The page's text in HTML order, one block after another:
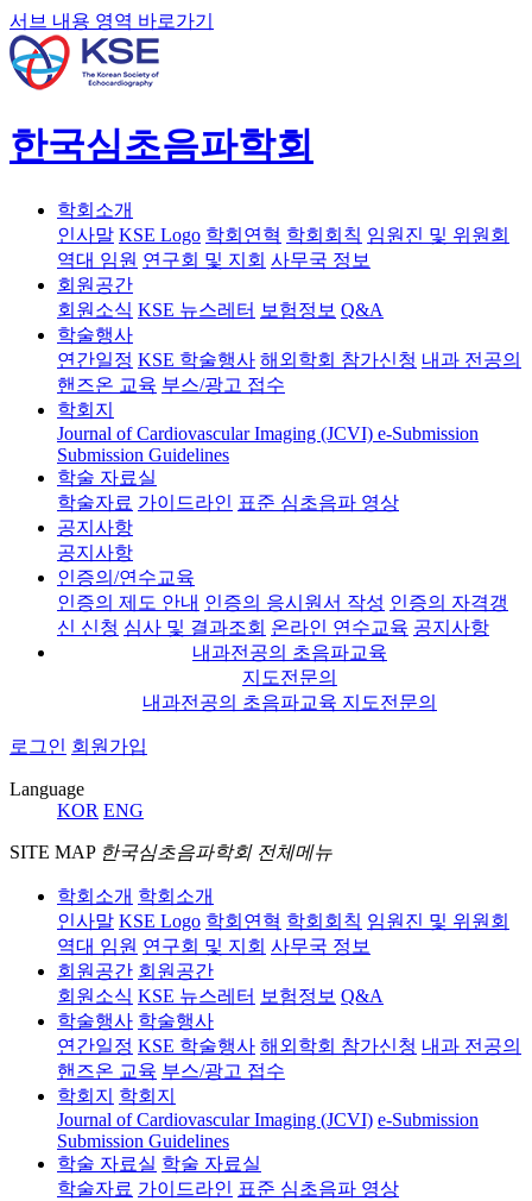
서브 내용 영역 바로가기
한국심초음파학회
학회소개
인사말 KSE Logo 학회연혁 학회회칙 임원진 및 위원회
역대 임원 연구회 및 지회 사무국 정보
회원공간
회원소식 KSE 뉴스레터 보험정보 Q&A
학술행사
연간일정 KSE 학술행사 해외학회 참가신청 내과 전공의
핸즈온 교육 부스/광고 접수
학회지
Journal of Cardiovascular Imaging (JCVI) e-Submission
Submission Guidelines
학술 자료실
학술자료 가이드라인 표준 심초음파 영상
공지사항
공지사항
인증의/연수교육
인증의 제도 안내 인증의 응시원서 작성 인증의 자격갱
신 신청 심사 및 결과조회 온라인 연수교육 공지사항
내과전공의 초음파교육
지도전문의
내과전공의 초음파교육 지도전문의
로그인 회원가입
Language
KOR ENG
SITE MAP 한국심초음파학회 전체메뉴
학회소개 학회소개
인사말 KSE Logo 학회연혁 학회회칙 임원진 및 위원회
역대 임원 연구회 및 지회 사무국 정보
회원공간 회원공간
회원소식 KSE 뉴스레터 보험정보 Q&A
학술행사 학술행사
연간일정 KSE 학술행사 해외학회 참가신청 내과 전공의
핸즈온 교육 부스/광고 접수
학회지
학회지
Journal of Cardiovascular Imaging (JCVI) e-Submission
Submission Guidelines
학술 자료실 학술 자료실
학술자료 가이드라인 표준 심초음파 영상